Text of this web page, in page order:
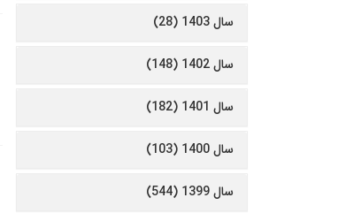
سال 1403 (28)
سال 1402 (148)
سال 1401 (182)
سال 1400 (103)
سال 1399 (544)